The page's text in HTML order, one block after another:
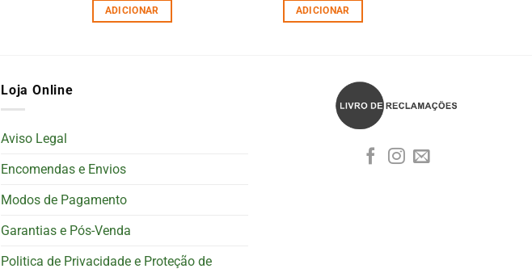
ADICIONAR ADICIONAR
Loja Online
Aviso Legal
Encomendas e Envios
Modos de Pagamento
Garantias e Pós-Venda
Politica de Privacidade e Proteção de